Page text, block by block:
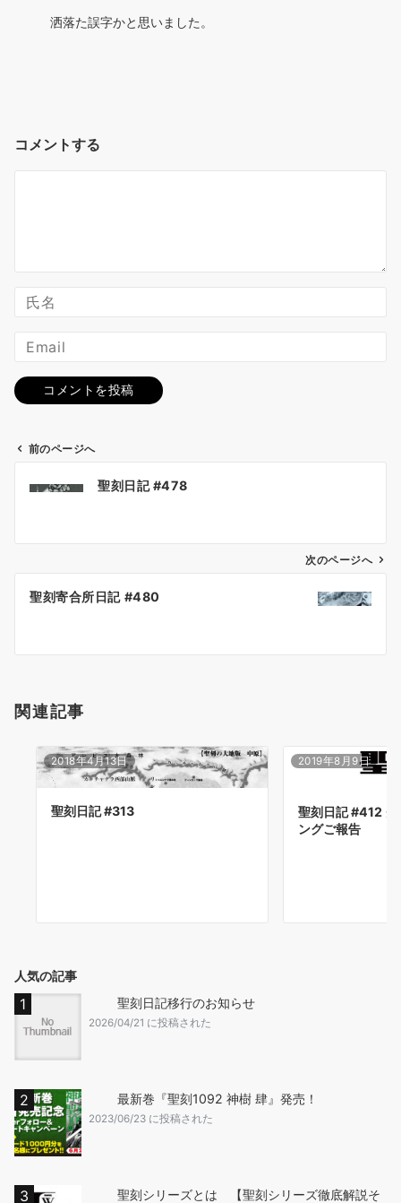
洒落た誤字かと思いました。
コメントする
ン
前のページへ
聖刻日記 #478
次のページへ
聖刻寄合所日記 #480
関連記事
2018年4月13日
聖刻日記 #313
2019年8月9日
聖刻日記 #412
ングご報告
人気の記事
聖刻日記移行のお知らせ
2026/04/21 に投稿された
最新巻『聖刻1092 神樹 肆』発売！
2023/06/23 に投稿された
聖刻シリーズとは 【聖刻シリーズ徹底解説そ